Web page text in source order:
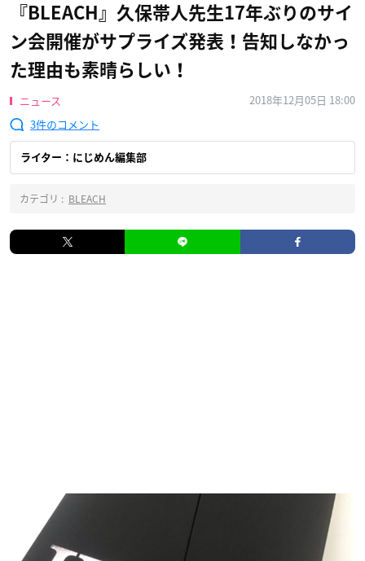
『BLEACH』久保帯人先生17年ぶりのサイ
ン会開催がサプライズ発表！告知しなかっ
た理由も素晴らしい！
ニュース
2018年12月05日 18:00
3
ライター：にじめん編集部
カテゴリ : BLEACH